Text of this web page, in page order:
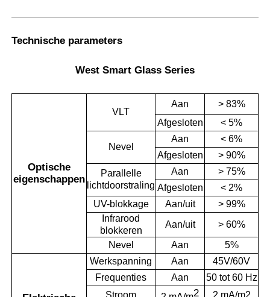
Technische parameters
West Smart Glass Series
Optische
eigenschappen
VLT
Aan
> 83%
Afgesloten
< 5%
Nevel
Aan
< 6%
Afgesloten
> 90%
Parallelle
lichtdoorstraling
Aan
> 75%
Afgesloten
< 2%
UV-blokkage
Aan/uit
> 99%
Infrarood
blokkeren
Aan/uit
> 60%
Nevel
Aan 5%
Werkspanning Aan
45V/60V
Frequenties
Aan
50 tot 60 Hz
Stroom
2 2 mA/m2